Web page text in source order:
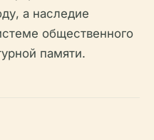
а наследие
общественного
памяти.